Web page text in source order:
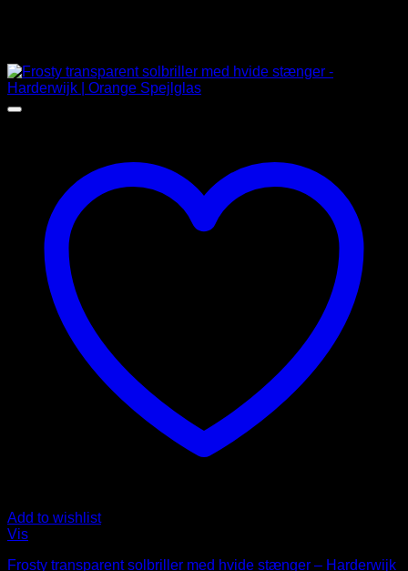
Add to wishlist
Vis
Frosty transparent solbriller med hvide stænger – Harderwijk